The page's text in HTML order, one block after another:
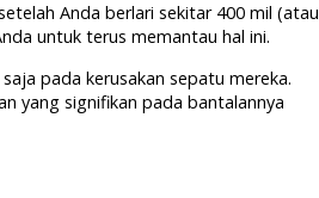
Anda berlari sekitar 400 mil (atau
untuk terus memantau hal ini.
pada kerusakan sepatu mereka.
yang signifikan pada bantalannya